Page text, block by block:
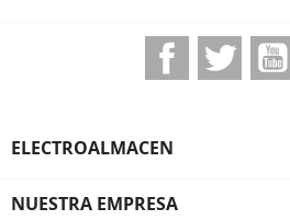
FacebookTwitter
ELECTROALMACEN
NUESTRA EMPRESA